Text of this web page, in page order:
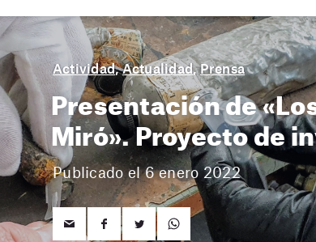
Actividad,Actualidad,Prensa
Presentación de
Miró». Proyecto de
Publicado el 6 enero 2022